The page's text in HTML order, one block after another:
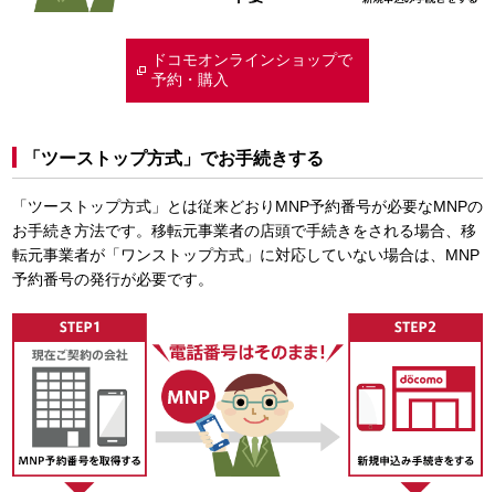
ドコモオンラインショップで
予約・購入
「ツーストップ方式」でお手続きする
「ツーストップ方式」とは従来どおりMNP予約番号が必要なMNPの
お手続き方法です。移転元事業者の店頭で手続きをされる場合、移
転元事業者が「ワンストップ方式」に対応していない場合は、MNP
予約番号の発行が必要です。